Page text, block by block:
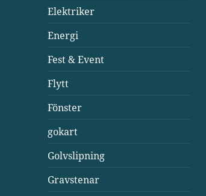
Elektriker
Energi
Fest & Event
Flytt
Fönster
gokart
Golvslipning
Gravstenar